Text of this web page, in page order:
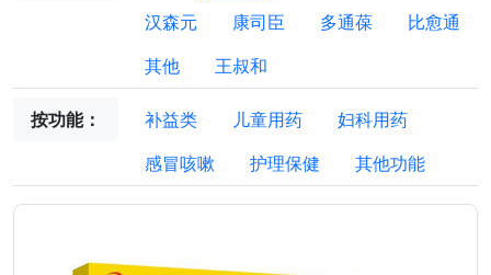
汉森元
康司臣 多通葆
比愈通
其他
王叔和
按功能： 补益类 儿童用药
妇科用药
感冒咳嗽
护理保健 其他功能